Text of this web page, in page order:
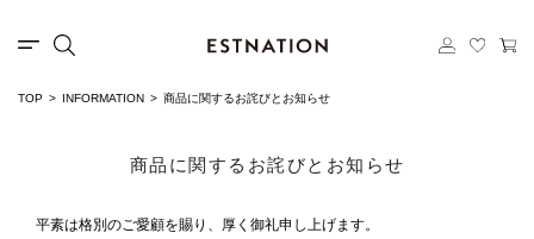
TOP INFORMATION 商品に関するお詫びとお知らせ
商品に関するお詫びとお知らせ
平素は格別のご愛顧を賜り、厚く御礼申し上げます。